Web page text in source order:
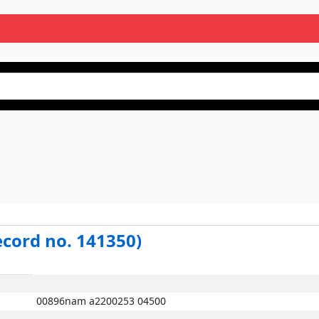
no. 141350)
00896nam a2200253 04500